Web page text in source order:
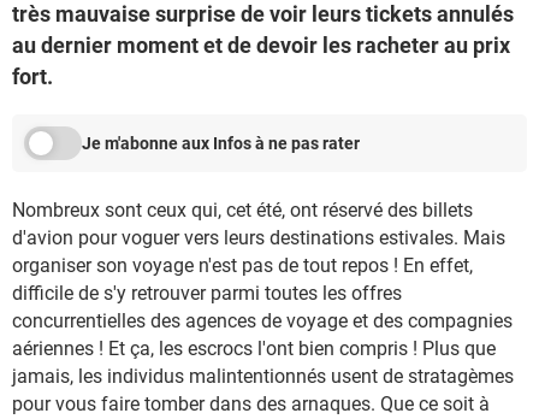
très mauvaise surprise de voir leurs tickets annulés
au dernier moment et de devoir les racheter au prix
fort.
Je m'abonne aux Infos à ne pas rater
Nombreux sont ceux qui, cet été, ont réservé des billets
d'avion pour voguer vers leurs destinations estivales. Mais
organiser son voyage n'est pas de tout repos ! En effet,
difficile de s'y retrouver parmi toutes les offres
concurrentielles des agences de voyage et des compagnies
aériennes ! Et ça, les escrocs l'ont bien compris ! Plus que
jamais, les individus malintentionnés usent de stratagèmes
pour vous faire tomber dans des arnaques. Que ce soit à